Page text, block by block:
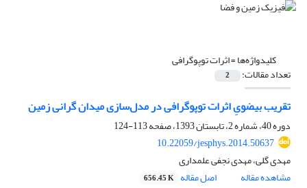
کلیدواژه‌ها =اثرات توپوگرافی
تعداد مقالات: 2
تقریب بیضویِ اثرات توپوگرافی در مدل‌سازی میدان گرانی زمین
دوره 40، شماره 2، تابستان 1393، صفحه
113-124
10.22059/jesphys.2014.50637
مهدی گلی، مهدی نجفی علمداری
مشاهده مقاله
اصل مقاله 656.45 K